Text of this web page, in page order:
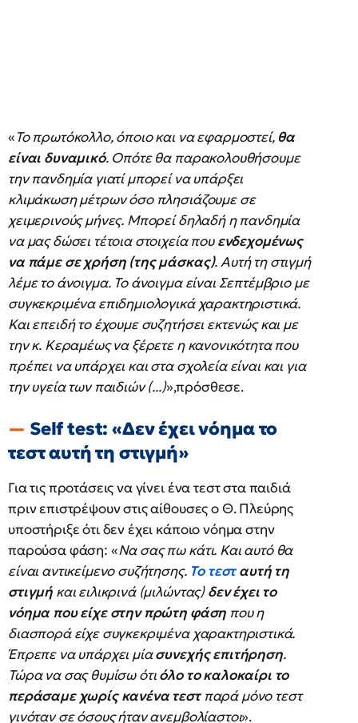
«Το πρωτόκολλο, όποιο και να εφαρμοστεί, θα
είναι δυναμικό. Οπότε θα παρακολουθήσουμε
την πανδημία γιατί μπορεί να υπάρξει
κλιμάκωση μέτρων όσο πλησιάζουμε σε
χειμερινούς μήνες. Μπορεί δηλαδή η πανδημία
να μας δώσει τέτοια στοιχεία πουενδεχομένως
να πάμε σε χρήση (της μάσκας). Αυτή τη στιγμή
λέμε το άνοιγμα. Το άνοιγμα είναι Σεπτέμβριο με
συγκεκριμένα επιδημιολογικά χαρακτηριστικά.
Και επειδή το έχουμε συζητήσει εκτενώς και με
την κ. Κεραμέως να ξέρετε η κανονικότητα που
πρέπει να υπάρχει και στα σχολεία είναι και για
την υγεία των παιδιών (...)»,πρόσθεσε.
Self test: «Δεν έχει νόημα το
τεστ αυτή τη στιγμή»
Για τις προτάσεις να γίνει ένα τεστ στα παιδιά
πριν επιστρέψουν στις αίθουσες ο Θ. Πλεύρης
υποστήριξε ότι δεν έχει κάποιο νόημα στην
παρούσα φάση: «Να σας πω κάτι. Και αυτό θα
είναι αντικείμενο συζήτησης. Το τεσταυτή τη
στιγμή και ειλικρινά (μιλώντας)δεν έχει το
νόημα που είχε στην πρώτη φάση που η
διασπορά είχε συγκεκριμένα χαρακτηριστικά.
Έπρεπε να υπάρχει μίασυνεχής επιτήρηση.
Τώρα να σας θυμίσω ότιόλο το καλοκαίρι το
περάσαμε χωρίς κανένα τεστπαρά μόνο τεστ
γινόταν σε όσους ήταν ανεμβολίαστοι».